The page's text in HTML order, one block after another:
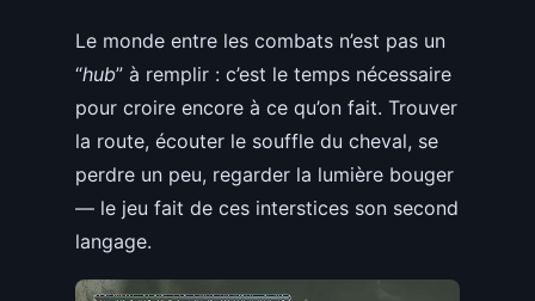
Le monde entre les combats n’est pas un
“hub” à remplir : c’est le temps nécessaire
pour croire encore à ce qu’on fait. Trouver
la route, écouter le souffle du cheval, se
perdre un peu, regarder la lumière bouger
— le jeu fait de ces interstices son second
langage.